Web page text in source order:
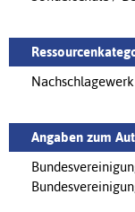
Nachschlagewerk
Angaben zum